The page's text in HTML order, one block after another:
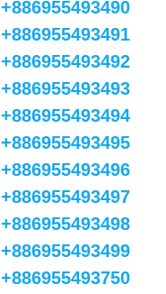
+886955493490
+886955493491
+886955493492
+886955493493
+886955493494
+886955493495
+886955493496
+886955493497
+886955493498
+886955493499
+886955493750